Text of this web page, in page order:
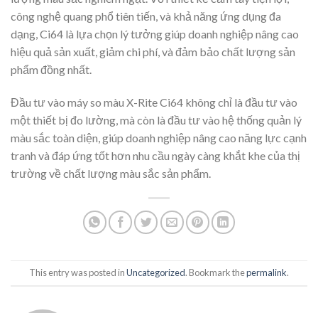
công nghệ quang phổ tiên tiến, và khả năng ứng dụng đa
dạng, Ci64 là lựa chọn lý tưởng giúp doanh nghiệp nâng cao
hiệu quả sản xuất, giảm chi phí, và đảm bảo chất lượng sản
phẩm đồng nhất.
Đầu tư vào máy so màu X-Rite Ci64 không chỉ là đầu tư vào
một thiết bị đo lường, mà còn là đầu tư vào hệ thống quản lý
màu sắc toàn diện, giúp doanh nghiệp nâng cao năng lực cạnh
tranh và đáp ứng tốt hơn nhu cầu ngày càng khắt khe của thị
trường về chất lượng màu sắc sản phẩm.
This entry was posted inUncategorized. Bookmark thepermalink.